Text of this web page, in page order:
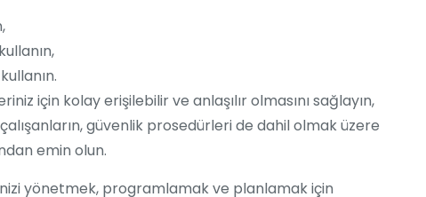
için kolay erişilebilir ve anlaşılır olmasını sağlayın,
güvenlik prosedürleri de dahil olmak üzere
emin olun.
yönetmek, programlamak ve planlamak için